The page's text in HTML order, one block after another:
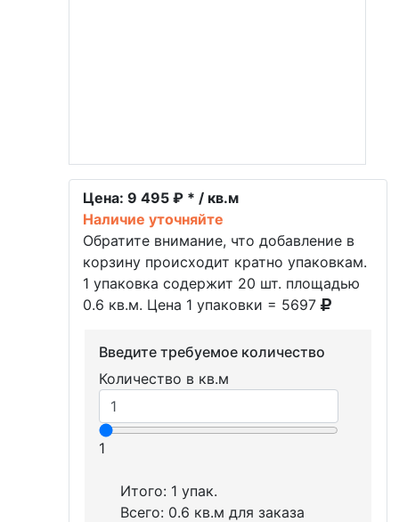
Цена: 9 495 ₽ * / кв.м
Наличие уточняйте
Обратите внимание, что добавление в
корзину происходит кратно упаковкам.
1 упаковка содержит 20 шт. площадью
0.6 кв.м. Цена 1 упаковки = 5697
Введите требуемое количество
Количество в кв.м
1
Итого: 1 упак.
Всего: 0.6 кв.м для заказа